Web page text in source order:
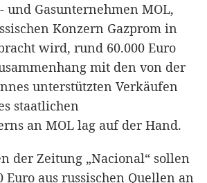
und Gasunternehmen MOL,
Konzern Gazprom in
wird, rund 60.000 Euro
mit den von der
unterstützten Verkäufen
staatlichen
an MOL lag auf der Hand.
der Zeitung „Nacional“ sollen
Euro aus russischen Quellen an